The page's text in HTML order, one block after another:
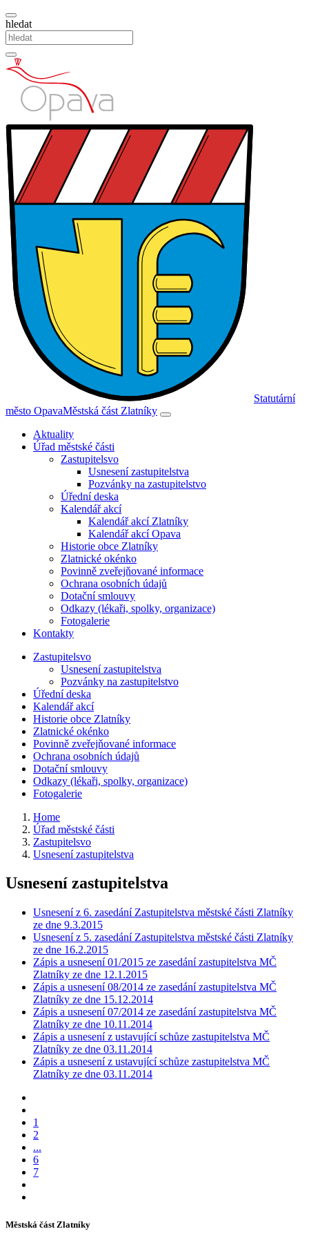
hledat
Statutární
město OpavaMěstská část Zlatníky
Aktuality
Úřad městské části
Zastupitelsvo
Usnesení zastupitelstva
Pozvánky na zastupitelstvo
Úřední deska
Kalendář akcí
Kalendář akcí Zlatníky
Kalendář akcí Opava
Historie obce Zlatníky
Zlatnické okénko
Povinně zveřejňované informace
Ochrana osobních údajů
Dotační smlouvy
Odkazy (lékaři, spolky, organizace)
Fotogalerie
Kontakty
Zastupitelsvo
Usnesení zastupitelstva
Pozvánky na zastupitelstvo
Úřední deska
Kalendář akcí
Historie obce Zlatníky
Zlatnické okénko
Povinně zveřejňované informace
Ochrana osobních údajů
Dotační smlouvy
Odkazy (lékaři, spolky, organizace)
Fotogalerie
Home
Úřad městské části
Zastupitelsvo
Usnesení zastupitelstva
Usnesení zastupitelstva
Usnesení z 6. zasedání Zastupitelstva městské části Zlatníky
ze dne 9.3.2015
Usnesení z 5. zasedání Zastupitelstva městské části Zlatníky
ze dne 16.2.2015
Zápis a usnesení 01/2015 ze zasedání zastupitelstva MČ
Zlatníky ze dne 12.1.2015
Zápis a usnesení 08/2014 ze zasedání zastupitelstva MČ
Zlatníky ze dne 15.12.2014
Zápis a usnesení 07/2014 ze zasedání zastupitelstva MČ
Zlatníky ze dne 10.11.2014
Zápis a usnesení z ustavující schůze zastupitelstva MČ
Zlatníky ze dne 03.11.2014
Zápis a usnesení z ustavující schůze zastupitelstva MČ
Zlatníky ze dne 03.11.2014
1
2
...
6
7
Městská část Zlatníky